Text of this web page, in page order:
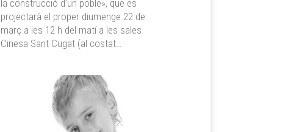
la construcció d’un poble», que es
projectarà el proper diumenge 22 de
març a les 12 h del matí a les sales
Cinesa Sant Cugat (al costat…